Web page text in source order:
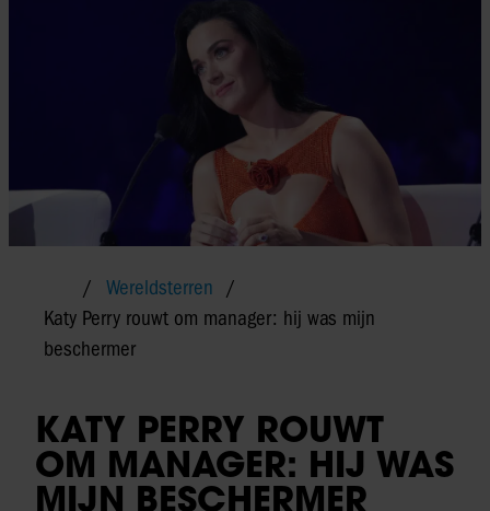
Wereldsterren
Katy Perry rouwt om manager: hij was mijn
beschermer
KATY PERRY ROUWT
OM MANAGER: HIJ WAS
MIJN BESCHERMER